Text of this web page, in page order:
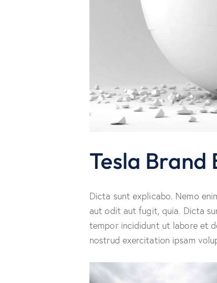
Tesla Brand
Dicta sunt explicabo. Nemo
aut odit aut fugit, quia. Dicta
tempor incididunt ut labore et
nostrud exercitation ipsam